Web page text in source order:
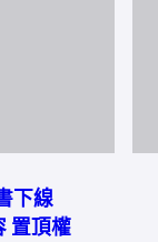
下線
置頂權